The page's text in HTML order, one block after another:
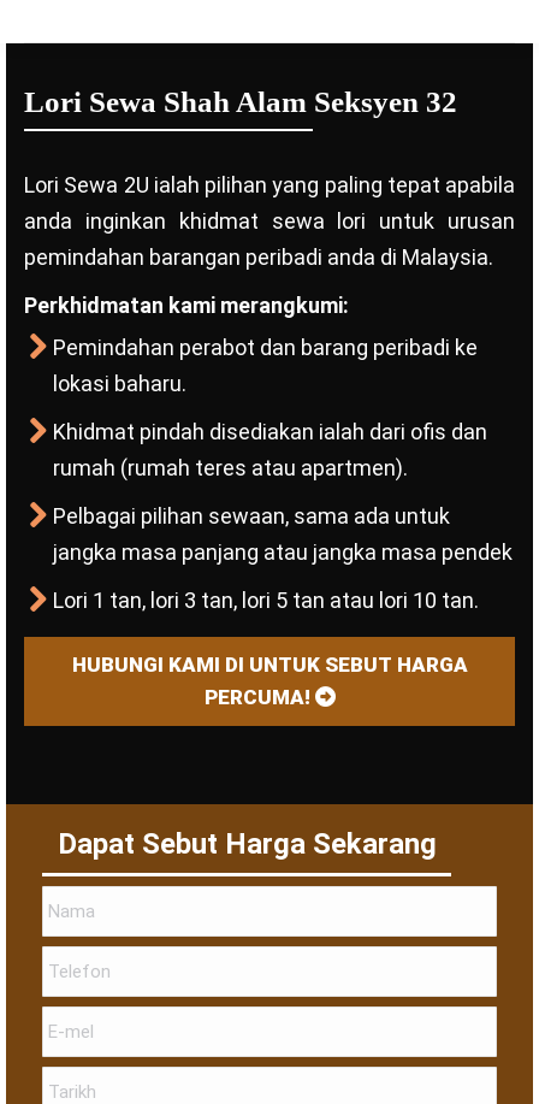
Lori Sewa Shah Alam Seksyen 32
Lori Sewa 2U ialah pilihan yang paling tepat apabila
anda inginkan khidmat sewa lori untuk urusan
pemindahan barangan peribadi anda di Malaysia.
Perkhidmatan kami merangkumi:
Pemindahan perabot dan barang peribadi ke
lokasi baharu.
Khidmat pindah disediakan ialah dari ofis dan
rumah (rumah teres atau apartmen).
Pelbagai pilihan sewaan, sama ada untuk
jangka masa panjang atau jangka masa pendek
Lori 1 tan, lori 3 tan, lori 5 tan atau lori 10 tan.
HUBUNGI KAMI DI UNTUK SEBUT HARGA
PERCUMA!
Dapat Sebut Harga Sekarang